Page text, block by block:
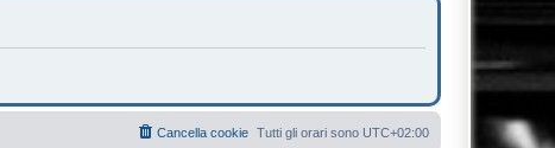
Tutti gli orari sono UTC+02:00
Cancella cookie